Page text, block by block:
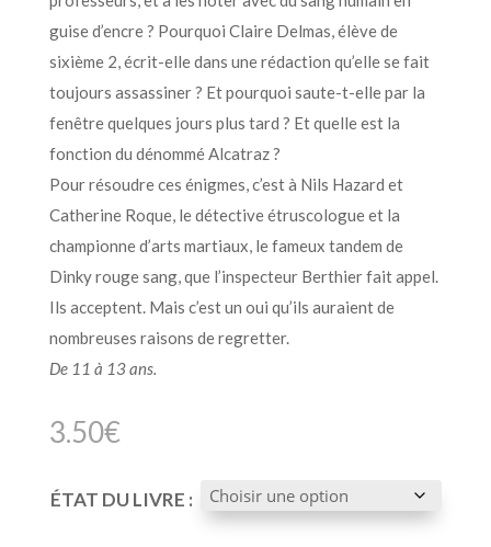
guise d’encre ? Pourquoi Claire Delmas, élève de
sixième 2, écrit-elle dans une rédaction qu’elle se fait
toujours assassiner ? Et pourquoi saute-t-elle par la
fenêtre quelques jours plus tard ? Et quelle est la
fonction du dénommé Alcatraz ?
Pour résoudre ces énigmes, c’est à Nils Hazard et
Catherine Roque, le détective étruscologue et la
championne d’arts martiaux, le fameux tandem de
Dinky rouge sang, que l’inspecteur Berthier fait appel.
Ils acceptent. Mais c’est un oui qu’ils auraient de
nombreuses raisons de regretter.
De 11 à 13 ans.
3.50€
ÉTAT DU LIVRE :